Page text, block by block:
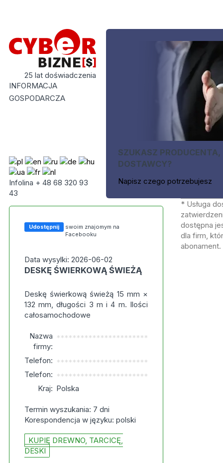
25 lat doświadczenia
INFORMACJA
GOSPODARCZA
Infolina + 48 68 320 93
43
SZUKASZ PRODUCENTA,
DOSTAWCY?
Napisz czego potrzebujesz
Udostępnij
swoim znajomym na
Facebooku
Data wysylki: 2026-06-02
DESKĘ ŚWIERKOWĄ ŚWIEŻĄ
Deskę świerkową świeżą 15 mm ×
132 mm, długości 3 m i 4 m. Ilości
całosamochodowe
Nazwa
firmy:
***********************
Telefon: ***********************
Telefon: ***********************
Kraj: Polska
Termin wyszukania: 7 dni
Korespondencja w języku: polski
KUPIĘ DREWNO, TARCICĘ,
DESKI
* Usługa
dostępna
dla firm,
abonament.